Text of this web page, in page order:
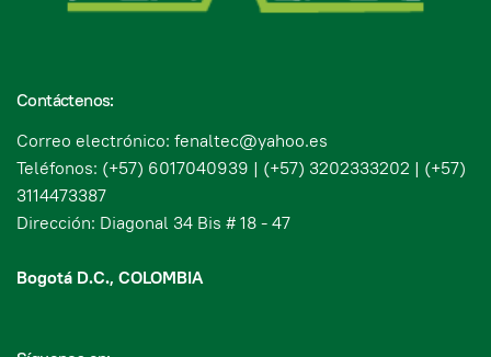
Contáctenos:
Correo electrónico: fenaltec@yahoo.es
Teléfonos: (+57) 6017040939 | (+57) 3202333202 | (+57)
3114473387
Dirección: Diagonal 34 Bis # 18 - 47
Bogotá D.C., COLOMBIA